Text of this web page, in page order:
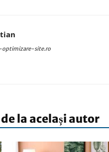
optimizare-site.ro
de la același autor